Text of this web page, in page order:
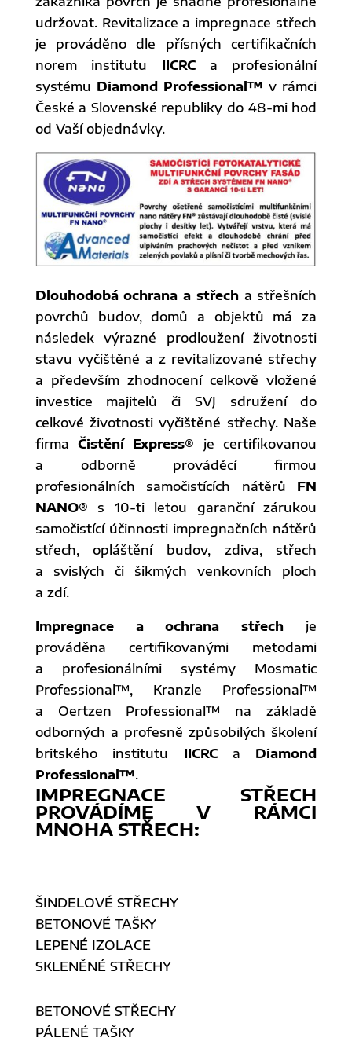
udržovat. Revitalizace a impregnace střech
je prováděno dle přísných certifikačních
norem institutu IICRCa profesionální
systému Diamond Professional™ v rámci
České a Slovenské republiky do 48-mi hod
od Vaší objednávky.
Dlouhodobá ochrana a střecha střešních
povrchů budov, domů a objektů má za
následek výrazné prodloužení životnosti
stavu vyčištěné a z revitalizované střechy
a především zhodnocení celkově vložené
investice majitelů či SVJ sdružení do
celkové životnosti vyčištěné střechy. Naše
firma Čistění Express® je certifikovanou
a odborně prováděcí firmou
profesionálních samočistících nátěrů FN
NANO® s 10-ti letou garanční zárukou
samočistící účinnosti impregnačních nátěrů
střech, opláštění budov, zdiva, střech
a svislých či šikmých venkovních ploch
a zdí.
Impregnace a ochrana střech je
prováděna certifikovanými metodami
a profesionálními systémy Mosmatic
Professional™, Kranzle Professional™
a Oertzen Professional™ na základě
odborných a profesně způsobilých školení
britského institutu IICRCa Diamond
Professional™.
IMPREGNACE STŘECH
PROVÁDÍME V RÁMCI
MNOHA STŘECH:
ŠINDELOVÉ STŘECHY
BETONOVÉ TAŠKY
LEPENÉ IZOLACE
SKLENĚNÉ STŘECHY
BETONOVÉ STŘECHY
PÁLENÉ TAŠKY